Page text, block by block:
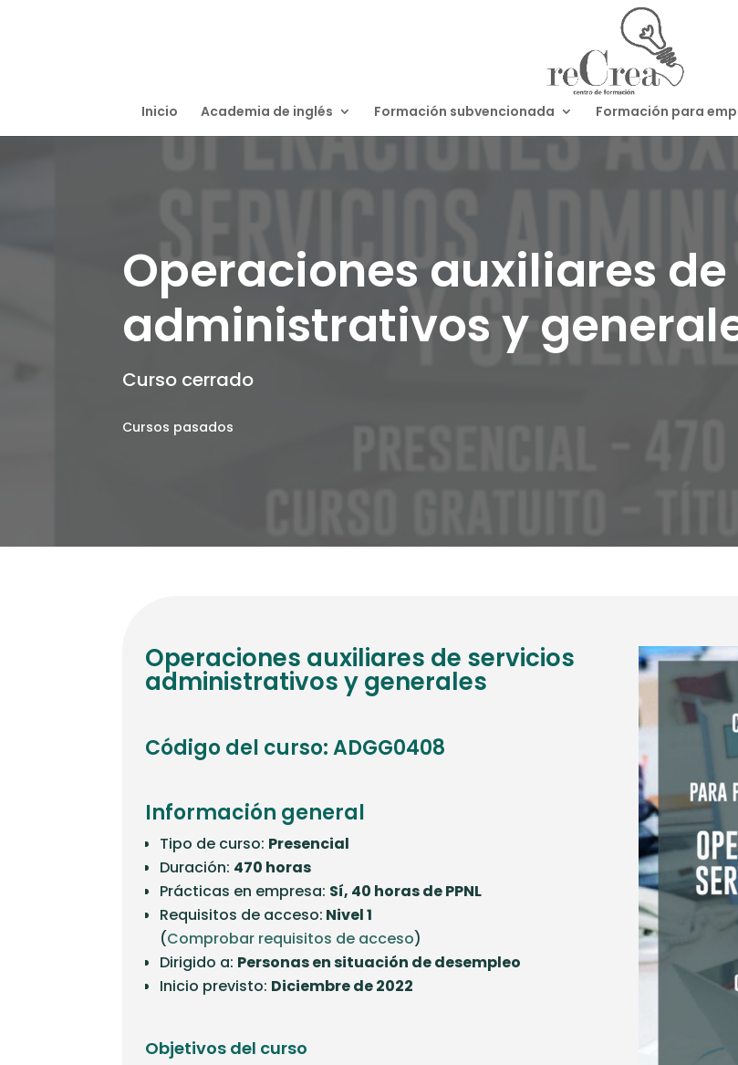
Inicio Academia de inglés Formación subvencionada Formación para
Operaciones auxiliares
administrativos y
Curso cerrado
Cursos pasados
Operaciones auxiliares de servicios
administrativos y generales
Código del curso: ADGG0408
Información general
Tipo de curso: Presencial
Duración: 470 horas
Prácticas en empresa: Sí, 40 horas de PPNL
Requisitos de acceso: Nivel 1
(Comprobar requisitos de acceso)
Dirigido a: Personas en situación de desempleo
Inicio previsto: Diciembre de 2022
Objetivos del curso